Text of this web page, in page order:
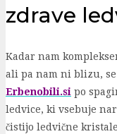
zdrave
Kadar nam
ali pa nam ni blizu,
Erbenobili.si po
ledvice, ki vsebuje
čistijo ledvične